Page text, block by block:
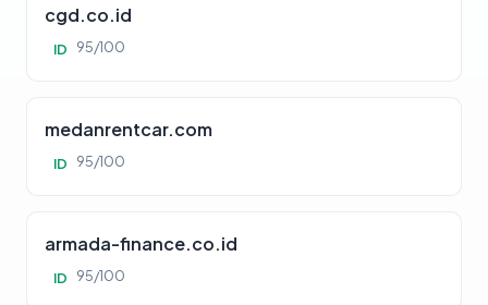
cgd.co.id
ID 95/100
medanrentcar.com
ID 95/100
armada-finance.co.id
ID 95/100